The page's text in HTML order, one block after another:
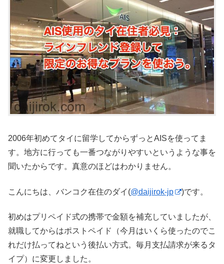
2006年初めてタイに留学してからずっとAISを使ってま
す。地方に行っても一番つながりやすいというような事を
聞いたからです。真意のほどはわかりません。
こんにちは、バンコク在住のダイ(@daijirok-jp )です。
初めはプリペイド式の携帯で金額を補充していましたが、
就職してからはポストペイド（今月はいくら使ったのでこ
れだけ払ってねという後払い方式。毎月支払請求が来るタ
イプ）に変更しました。